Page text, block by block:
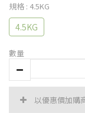
規格 : 4.5KG
4.5KG
數量
以優惠價加購